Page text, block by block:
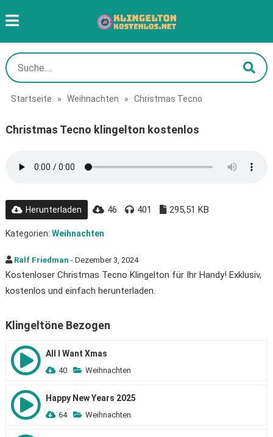
Startseite » Weihnachten » Christmas Tecno
Christmas Tecno klingelton kostenlos
Herunterladen 46 401 295,51 KB
Kategorien: Weihnachten
Ralf Friedman - Dezember 3, 2024
Kostenloser Christmas Tecno Klingelton für Ihr Handy! Exklusiv,
kostenlos und einfach herunterladen.
Klingeltöne Bezogen
All I Want Xmas
40 Weihnachten
Happy New Years 2025
64 Weihnachten